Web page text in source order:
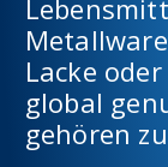
Lacke
global
gehören